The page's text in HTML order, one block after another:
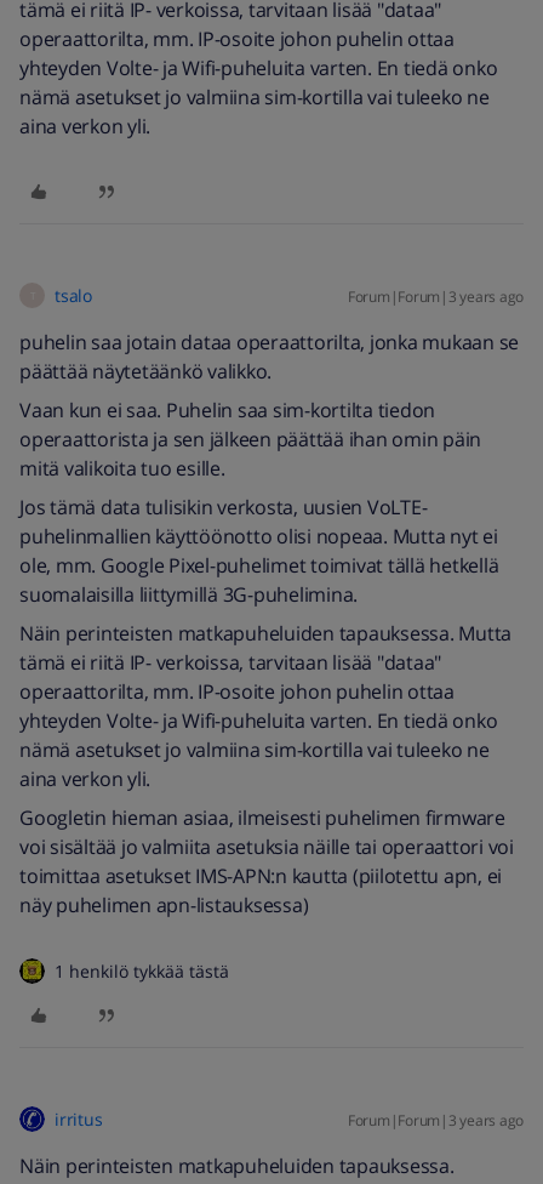
tämä ei riitä IP- verkoissa, tarvitaan lisää "dataa"
operaattorilta, mm. IP-osoite johon puhelin ottaa
yhteyden Volte- ja Wifi-puheluita varten. En tiedä onko
nämä asetukset jo valmiina sim-kortilla vai tuleeko ne
aina verkon yli.
tsalo Forum|Forum|3 years ago
puhelin saa jotain dataa operaattorilta, jonka mukaan se
päättää näytetäänkö valikko.
Vaan kun ei saa. Puhelin saa sim-kortilta tiedon
operaattorista ja sen jälkeen päättää ihan omin päin
mitä valikoita tuo esille.
Jos tämä data tulisikin verkosta, uusien VoLTE-
puhelinmallien käyttöönotto olisi nopeaa. Mutta nyt ei
ole, mm. Google Pixel-puhelimet toimivat tällä hetkellä
suomalaisilla liittymillä 3G-puhelimina.
Näin perinteisten matkapuheluiden tapauksessa. Mutta
tämä ei riitä IP- verkoissa, tarvitaan lisää "dataa"
operaattorilta, mm. IP-osoite johon puhelin ottaa
yhteyden Volte- ja Wifi-puheluita varten. En tiedä onko
nämä asetukset jo valmiina sim-kortilla vai tuleeko ne
aina verkon yli.
Googletin hieman asiaa, ilmeisesti puhelimen firmware
voi sisältää jo valmiita asetuksia näille tai operaattori voi
toimittaa asetukset IMS-APN:n kautta (piilotettu apn, ei
näy puhelimen apn-listauksessa)
1 henkilö tykkää tästä
irritus Forum|Forum|3 years ago
Näin perinteisten matkapuheluiden tapauksessa.